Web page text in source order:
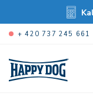
+ 420 737 245 661